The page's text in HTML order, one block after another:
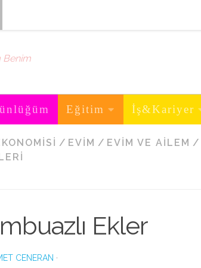
Benim
Eğitim İş&Kariyer
/ EVIM / EVIM VE AILEM /
Ekler
CENERAN ·